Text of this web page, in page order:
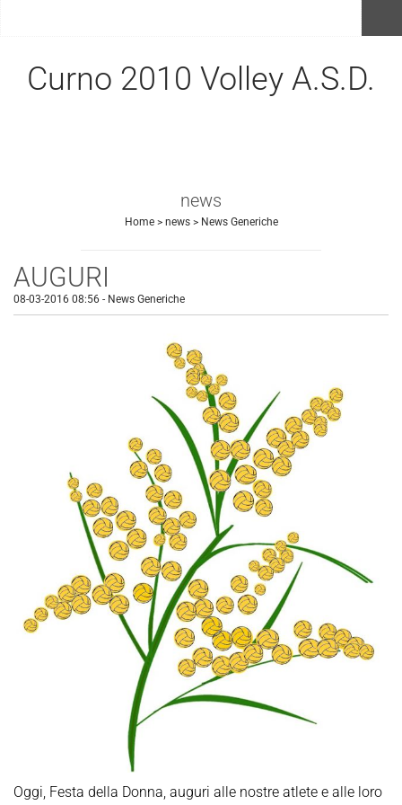
Curno 2010 Volley A.S.D.
news
Home> news> News Generiche
AUGURI
08-03-2016 08:56 - News Generiche
Oggi, Festa della Donna, auguri alle nostre atlete e alle loro